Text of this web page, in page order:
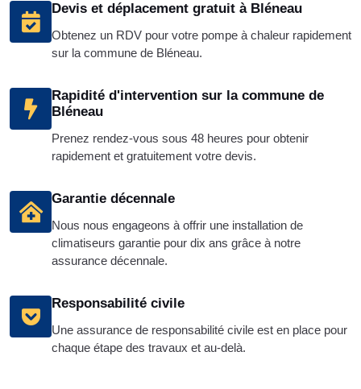
Devis et déplacement gratuit à Bléneau
Obtenez un RDV pour votre pompe à chaleur rapidement
sur la commune de Bléneau.
Rapidité d'intervention sur la commune de
Bléneau
Prenez rendez-vous sous 48 heures pour obtenir
rapidement et gratuitement votre devis.
Garantie décennale
Nous nous engageons à offrir une installation de
climatiseurs garantie pour dix ans grâce à notre
assurance décennale.
Responsabilité civile
Une assurance de responsabilité civile est en place pour
chaque étape des travaux et au-delà.